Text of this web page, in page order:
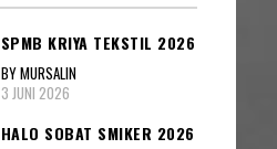
SPMB KRIYA TEKSTIL 2026
BY MURSALIN
3 JUNI 2026
HALO SOBAT SMIKER 2026